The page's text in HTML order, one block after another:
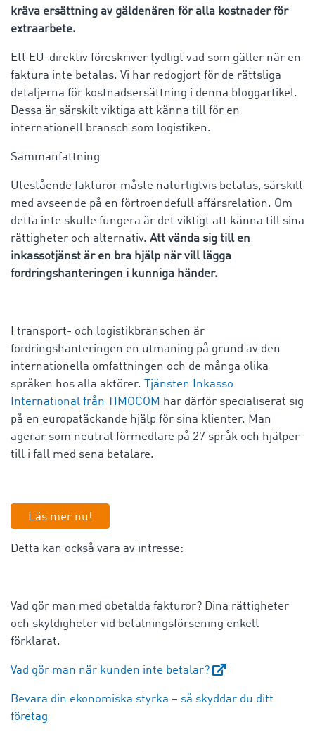
kräva ersättning av gäldenären för alla kostnader för
extraarbete.
Ett EU-direktiv föreskriver tydligt vad som gäller när en
faktura inte betalas. Vi har redogjort för de rättsliga
detaljerna för kostnadsersättning i denna bloggartikel.
Dessa är särskilt viktiga att känna till för en
internationell bransch som logistiken.
Sammanfattning
Utestående fakturor måste naturligtvis betalas, särskilt
med avseende på en förtroendefull affärsrelation. Om
detta inte skulle fungera är det viktigt att känna till sina
rättigheter och alternativ. Att vända sig till en
inkassotjänst är en bra hjälp när vill lägga
fordringshanteringen i kunniga händer.
I transport- och logistikbranschen är
fordringshanteringen en utmaning på grund av den
internationella omfattningen och de många olika
språken hos alla aktörer.
Tjänsten Inkasso
International från TIMOCOM har därför specialiserat sig
på en europatäckande hjälp för sina klienter. Man
agerar som neutral förmedlare på 27 språk och hjälper
till i fall med sena betalare.
Läs mer nu!
Detta kan också vara av intresse:
Vad gör man med obetalda fakturor? Dina rättigheter
och skyldigheter vid betalningsförsening enkelt
förklarat.
Vad gör man när kunden inte betalar?
Bevara din ekonomiska styrka – så skyddar du ditt
företag